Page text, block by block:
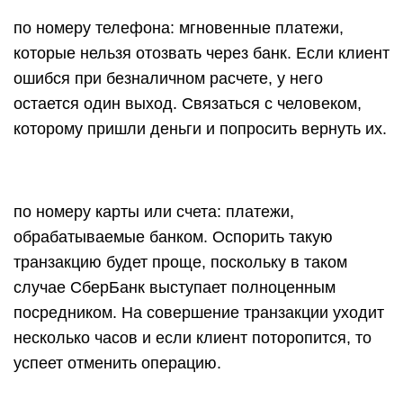
по номеру телефона: мгновенные платежи,
которые нельзя отозвать через банк. Если клиент
ошибся при безналичном расчете, у него
остается один выход. Связаться с человеком,
которому пришли деньги и попросить вернуть их.
по номеру карты или счета: платежи,
обрабатываемые банком. Оспорить такую
транзакцию будет проще, поскольку в таком
случае СберБанк выступает полноценным
посредником. На совершение транзакции уходит
несколько часов и если клиент поторопится, то
успеет отменить операцию.